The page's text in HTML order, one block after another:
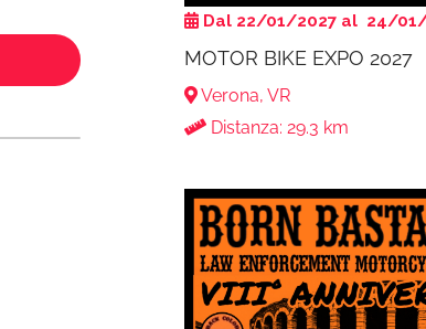
Dal 22/01/2027 al 24/
MOTOR BIKE EXPO 2027
Verona, VR
Distanza: 29.3 km